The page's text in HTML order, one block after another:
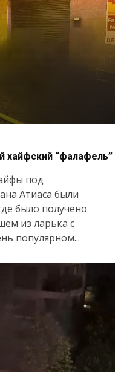
хайфский “фалафель”
под
Атиаса были
было получено
из ларька с
популярном...